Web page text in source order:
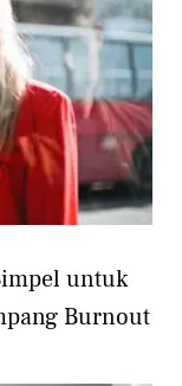
untuk
Burnout